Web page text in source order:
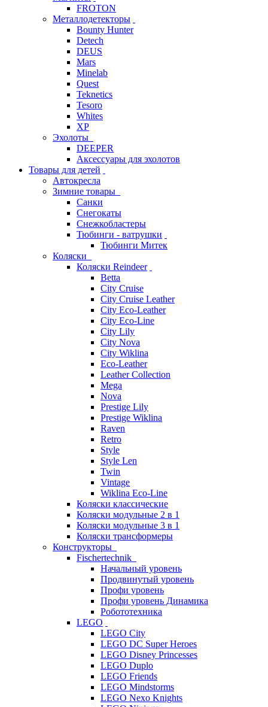
FROTON
Металлодетекторы
Bounty Hunter
Detech
DEUS
Mars
Minelab
Quest
Teknetics
Tesoro
Whites
XP
Эхолоты
DEEPER
Аксессуары для эхолотов
Товары для детей
Автокресла
Зимние товары
Санки
Снегокаты
Снежкобластеры
Тюбинги - ватрушки
Тюбинги Митек
Коляски
Коляски Reindeer
Betta
City Cruise
City Cruise Leather
City Eco-Leather
City Eco-Line
City Lily
City Nova
City Wiklina
Eco-Leather
Leather Collection
Mega
Nova
Prestige Lily
Prestige Wiklina
Raven
Retro
Style
Style Len
Twin
Vintage
Wiklina Eco-Line
Коляски классические
Коляски модульные 2 в 1
Коляски модульные 3 в 1
Коляски трансформеры
Конструкторы
Fischertechnik
Начальный уровень
Продвинутый уровень
Профи уровень
Профи уровень Динамика
Робототехника
LEGO
LEGO City
LEGO DC Super Heroes
LEGO Disney Princesses
LEGO Duplo
LEGO Friends
LEGO Mindstorms
LEGO Nexo Knights